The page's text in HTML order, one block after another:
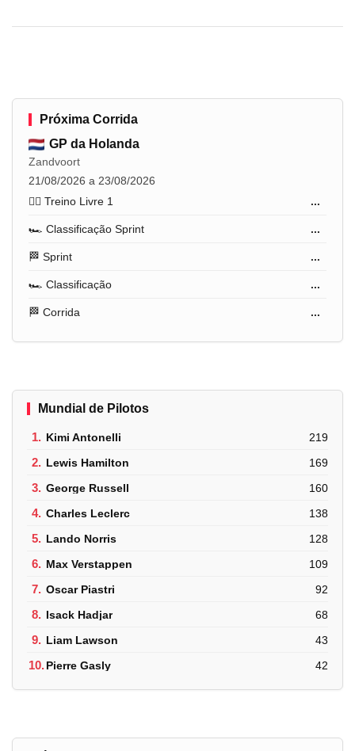
Próxima Corrida
GP da Holanda
Zandvoort
21/08/2026 a 23/08/2026
🏋️‍♂️ Treino Livre 1
...
🏎️ Classificação Sprint ...
🏁 Sprint ...
🏎️ Classificação ...
🏁 Corrida ...
Mundial de Pilotos
1. Kimi Antonelli 219
2. Lewis Hamilton 169
3. George Russell 160
4. Charles Leclerc 138
5. Lando Norris 128
6. Max Verstappen 109
7. Oscar Piastri 92
8. Isack Hadjar 68
9. Liam Lawson 43
10.Pierre Gasly 42